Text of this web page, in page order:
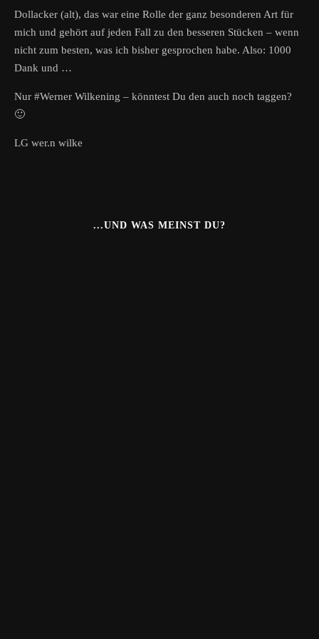
Dollacker (alt), das war eine Rolle der ganz besonderen Art für
mich und gehört auf jeden Fall zu den besseren Stücken – wenn
nicht zum besten, was ich bisher gesprochen habe. Also: 1000
Dank und …
Nur #Werner Wilkening – könntest Du den auch noch taggen?
🙂
LG wer.n wilke
...UND WAS MEINST DU?